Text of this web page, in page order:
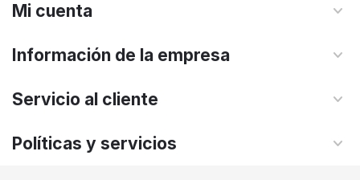
Mi cuenta
Información de la empresa
Servicio al cliente
Políticas y servicios